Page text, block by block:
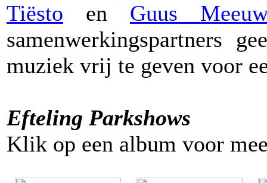
Tiësto en Guus
samenwerkingspartners
muziek vrij te geven voor
Efteling Parkshows
Klik op een album voor